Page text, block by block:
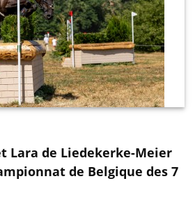
Lara de Liedekerke-Meier
de Belgique des 7